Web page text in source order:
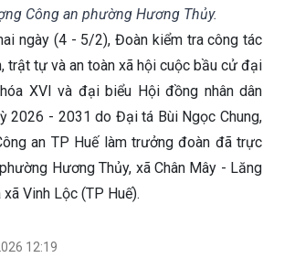
Công an phường Hương Thủy.
ngày (4 - 5/2), Đoàn kiểm tra công tác
trật tự và an toàn xã hội cuộc bầu cử đại
XVI và đại biểu Hội đồng nhân dân
2026 - 2031 do Đại tá Bùi Ngọc Chung,
an TP Huế làm trưởng đoàn đã trực
Hương Thủy, xã Chân Mây - Lăng
Vinh Lộc (TP Huế).
12:19